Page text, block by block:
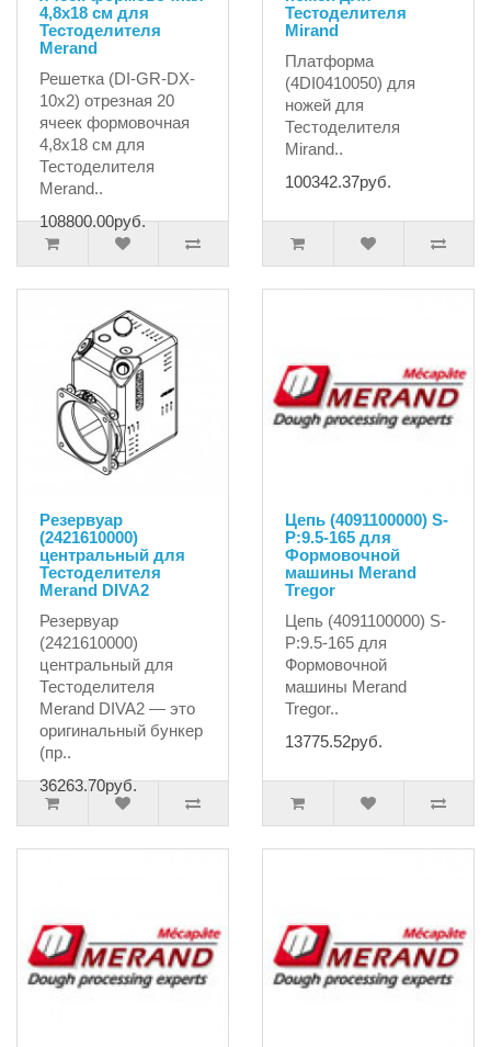
4,8x18 см для
Тестоделителя
Merand
Решетка (DI-GR-DX-
10x2) отрезная 20
ячеек формовочная
4,8x18 см для
Тестоделителя
Merand..
108800.00руб.
Тестоделителя
Mirand
Платформа
(4DI0410050) для
ножей для
Тестоделителя
Mirand..
100342.37руб.
Резервуар
(2421610000)
центральный для
Тестоделителя
Merand DIVA2
Резервуар
(2421610000)
центральный для
Тестоделителя
Merand DIVA2 — это
оригинальный бункер
(пр..
36263.70руб.
Цепь (4091100000) S-
P:9.5-165 для
Формовочной
машины Merand
Tregor
Цепь (4091100000) S-
P:9.5-165 для
Формовочной
машины Merand
Tregor..
13775.52руб.